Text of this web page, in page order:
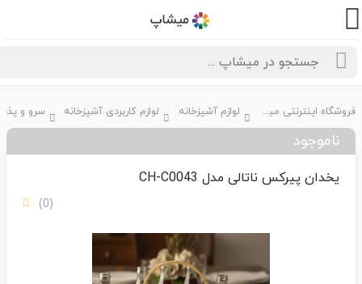
فروشگاه اینترنتی میشاپ لوازم آشپزخانه لوازم کاربردی آشپزخانه سرو و
ناموجود
یخدان پیرکس ناتالی مدل CH-C0043